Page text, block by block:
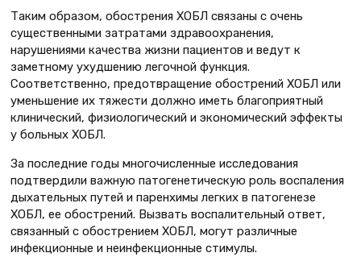
Таким образом, обострения ХОБЛ связаны с очень
существенными затратами здравоохранения,
нарушениями качества жизни пациентов и ведут к
заметному ухудшению легочной функция.
Соответственно, предотвращение обострений ХОБЛ или
уменьшение их тяжести должно иметь благоприятный
клинический, физиологический и экономический эффекты
у больных ХОБЛ.
За последние годы многочисленные исследования
подтвердили важную патогенетическую роль воспаления
дыхательных путей и паренхимы легких в патогенезе
ХОБЛ, ее обострений. Вызвать воспалительный ответ,
связанный с обострением ХОБЛ, могут различные
инфекционные и неинфекционные стимулы.